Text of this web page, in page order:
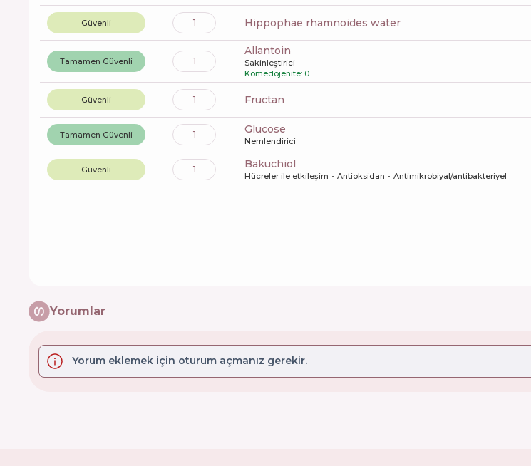
Güvenli 1 hippophae rhamnoides water
Tamamen Güvenli 1
allantoin
Sakinleştirici
Komedojenite: 0
Güvenli 1 fructan
Tamamen Güvenli 1 glucose
Nemlendirici
Güvenli 1 bakuchiol
Hücreler ile etkileşim Antioksidan Antimikrobiyal/antibakteriyel
Yorumlar
Yorum eklemek için oturum açmanız gerekir.